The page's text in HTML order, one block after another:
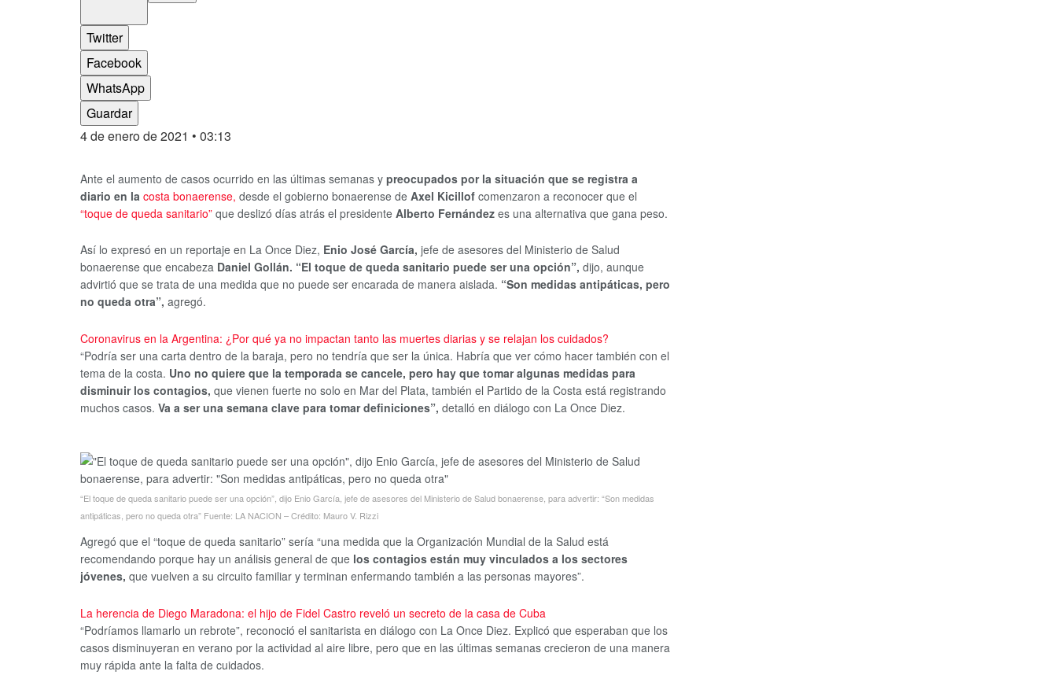
Twitter
Facebook
WhatsApp
Guardar
4 de enero de 2021 • 03:13
Ante el aumento de casos ocurrido en las últimas semanas y preocupados por la situación que se registra a
diario en la costa bonaerense, desde el gobierno bonaerense de Axel Kicillof comenzaron a reconocer que el
“toque de queda sanitario” que deslizó días atrás el presidente Alberto Fernández es una alternativa que gana peso.
Así lo expresó en un reportaje en La Once Diez, Enio José García, jefe de asesores del Ministerio de Salud
bonaerense que encabeza Daniel Gollán. “El toque de queda sanitario puede ser una opción”, dijo, aunque
advirtió que se trata de una medida que no puede ser encarada de manera aislada. “Son medidas antipáticas, pero
no queda otra”, agregó.
Coronavirus en la Argentina: ¿Por qué ya no impactan tanto las muertes diarias y se relajan los cuidados?
“Podría ser una carta dentro de la baraja, pero no tendría que ser la única. Habría que ver cómo hacer también con el
tema de la costa. Uno no quiere que la temporada se cancele, pero hay que tomar algunas medidas para
disminuir los contagios, que vienen fuerte no solo en Mar del Plata, también el Partido de la Costa está registrando
muchos casos. Va a ser una semana clave para tomar definiciones”, detalló en diálogo con La Once Diez.
“El toque de queda sanitario puede ser una opción”, dijo Enio García, jefe de asesores del Ministerio de Salud bonaerense, para advertir: “Son medidas
antipáticas, pero no queda otra” Fuente: LA NACION – Crédito: Mauro V. Rizzi
Agregó que el “toque de queda sanitario” sería “una medida que la Organización Mundial de la Salud está
recomendando porque hay un análisis general de que los contagios están muy vinculados a los sectores
jóvenes, que vuelven a su circuito familiar y terminan enfermando también a las personas mayores”.
La herencia de Diego Maradona: el hijo de Fidel Castro reveló un secreto de la casa de Cuba
“Podríamos llamarlo un rebrote”, reconoció el sanitarista en diálogo con La Once Diez. Explicó que esperaban que los
casos disminuyeran en verano por la actividad al aire libre, pero que en las últimas semanas crecieron de una manera
muy rápida ante la falta de cuidados.